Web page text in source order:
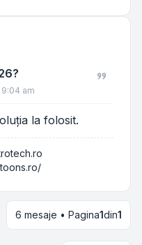
9:04 am
la folosit.
afișare
6 mesaje • Pagina1din1